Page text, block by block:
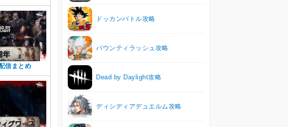
信まとめ
ドッカンバトル攻略
バウンティラッシュ攻略
Dead by Daylight攻略
ディシディアデュエルム攻略